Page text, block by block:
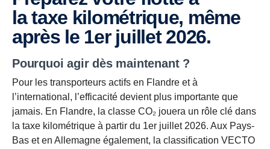
la taxe kilométrique, même
après le 1er juillet 2026.
Pourquoi agir dès maintenant ?
Pour les transporteurs actifs en Flandre et à
l’international, l’efficacité devient plus importante que
jamais. En Flandre, la classe CO₂ jouera un rôle clé dans
la taxe kilométrique à partir du 1er juillet 2026. Aux Pays-
Bas et en Allemagne également, la classification VECTO